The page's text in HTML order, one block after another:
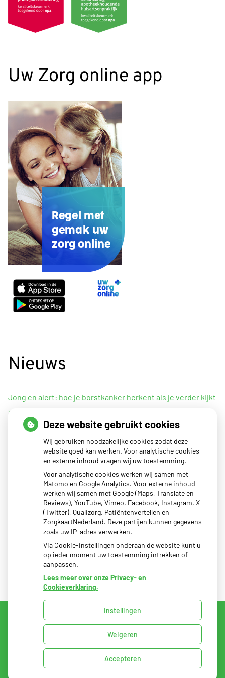
Uw Zorg online app
Uw
Zorg
Regel met
gemak uw
zorg online
Nieuws
Jong en alert: hoe je borstkanker herkent als je verder kijkt
dan een knobbeltje
Sinds huisartsen afslankmedicijnen mogen voorschrijven,
neemt gebruik toe
Eigen risico gaat onder toekomstig kabinet omhoog
Schurft sinds corona geen vergeten ziekte meer: aantal
uitbraken fors gestegen
CZ vergoedt zorg van twee gespecialiseerde
revalidatieartsen niet meer
Uw Zorg Online|Beheer
Cookie-instellingen
Deze website gebruikt cookies
Wij gebruiken noodzakelijke cookies zodat deze
website goed kan werken. Voor analytische cookies
en externe inhoud vragen wij uw toestemming.
Voor analytische cookies werken wij samen met
Matomo en Google Analytics. Voor externe inhoud
werken wij samen met Google (Maps, Translate en
Reviews), YouTube, Vimeo, Facebook, Instagram, X
(Twitter), Qualizorg, Patiëntenvertellen en
ZorgkaartNederland. Deze partijen kunnen gegevens
zoals uw IP-adres verwerken.
Via Cookie-instellingen onderaan de website kunt u
op ieder moment uw toestemming intrekken of
aanpassen.
Lees meer over onze Privacy- en
Cookieverklaring.
Instellingen
Weigeren
Accepteren